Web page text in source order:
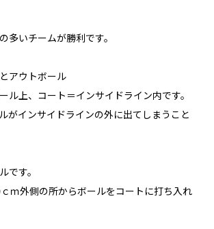
多いチームが勝利です。
アウトボール
ル上、コート＝インサイドライン内です。
がインサイドラインの外に出てしまうこと
です。
ｍ外側の所からボールをコートに打ち入れ